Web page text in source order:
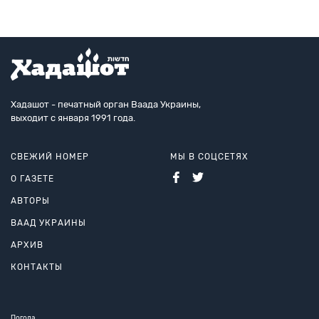
Хадашот - печатный орган Ваада Украины,
выходит с января 1991 года.
СВЕЖИЙ НОМЕР
О ГАЗЕТЕ
АВТОРЫ
ВААД УКРАИНЫ
АРХИВ
КОНТАКТЫ
МЫ В СОЦСЕТЯХ